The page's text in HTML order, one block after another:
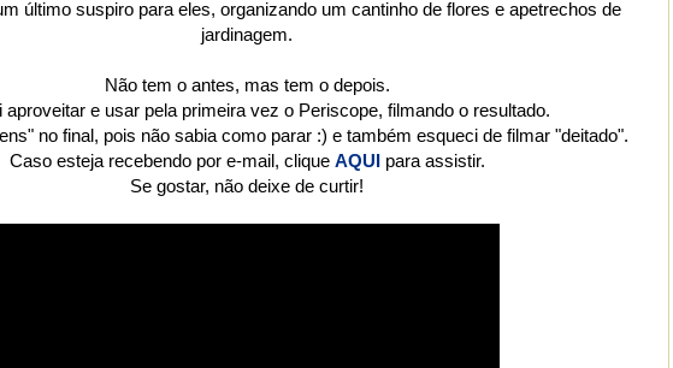
último suspiro para eles, organizando um cantinho de flores e apetrechos de
jardinagem.
Não tem o antes, mas tem o depois.
aproveitar e usar pela primeira vez o Periscope, filmando o resultado.
no final, pois não sabia como parar :) e também esqueci de filmar "deitado".
Caso esteja recebendo por e-mail, clique AQUIpara assistir.
Se gostar, não deixe de curtir!